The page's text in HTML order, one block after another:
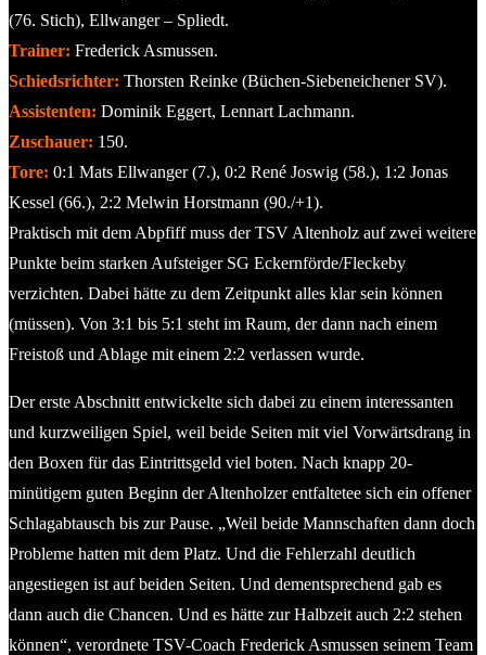
(76. Stich), Ellwanger – Spliedt.
Trainer: Frederick Asmussen.
Schiedsrichter: Thorsten Reinke (Büchen-Siebeneichener SV).
Assistenten: Dominik Eggert, Lennart Lachmann.
Zuschauer: 150.
Tore: 0:1 Mats Ellwanger (7.), 0:2 René Joswig (58.), 1:2 Jonas
Kessel (66.), 2:2 Melwin Horstmann (90./+1).
Praktisch mit dem Abpfiff muss der TSV Altenholz auf zwei weitere
Punkte beim starken Aufsteiger SG Eckernförde/Fleckeby
verzichten. Dabei hätte zu dem Zeitpunkt alles klar sein können
(müssen). Von 3:1 bis 5:1 steht im Raum, der dann nach einem
Freistoß und Ablage mit einem 2:2 verlassen wurde.
Der erste Abschnitt entwickelte sich dabei zu einem interessanten
und kurzweiligen Spiel, weil beide Seiten mit viel Vorwärtsdrang in
den Boxen für das Eintrittsgeld viel boten. Nach knapp 20-
minütigem guten Beginn der Altenholzer entfaltetee sich ein offener
Schlagabtausch bis zur Pause. „Weil beide Mannschaften dann doch
Probleme hatten mit dem Platz. Und die Fehlerzahl deutlich
angestiegen ist auf beiden Seiten. Und dementsprechend gab es
dann auch die Chancen. Und es hätte zur Halbzeit auch 2:2 stehen
können“, verordnete TSV-Coach Frederick Asmussen seinem Team